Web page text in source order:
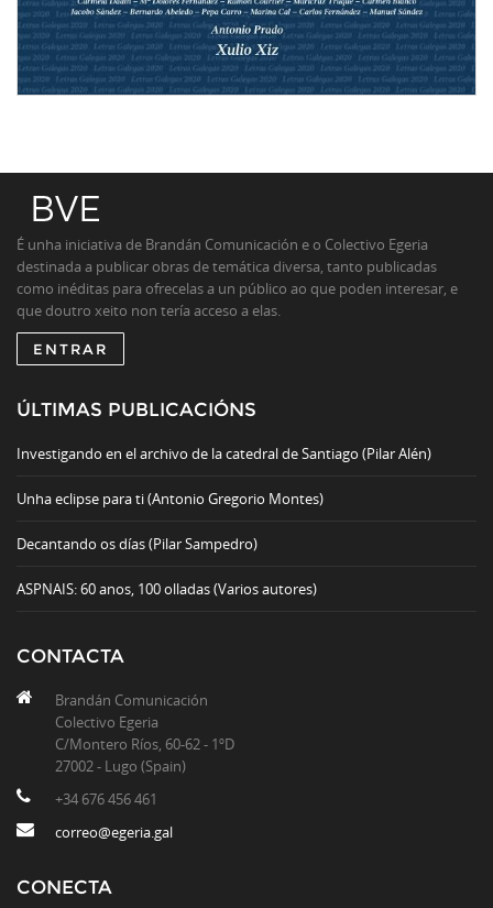
É unha iniciativa de Brandán Comunicación e o Colectivo Egeria
destinada a publicar obras de temática diversa, tanto publicadas
como inéditas para ofrecelas a un público ao que poden interesar, e
que doutro xeito non tería acceso a elas.
ENTRAR
ÚLTIMAS PUBLICACIÓNS
Investigando en el archivo de la catedral de Santiago (Pilar Alén)
Unha eclipse para ti (Antonio Gregorio Montes)
Decantando os días (Pilar Sampedro)
ASPNAIS: 60 anos, 100 olladas (Varios autores)
CONTACTA
Brandán Comunicación
Colectivo Egeria
C/Montero Ríos, 60-62 - 1ºD
27002 - Lugo (Spain)
+34 676 456 461
correo@egeria.gal
CONECTA